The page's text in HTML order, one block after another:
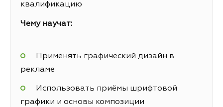
квалификацию
Чему научат:
Применять графический дизайн в
рекламе
Использовать приёмы шрифтовой
графики и основы композиции